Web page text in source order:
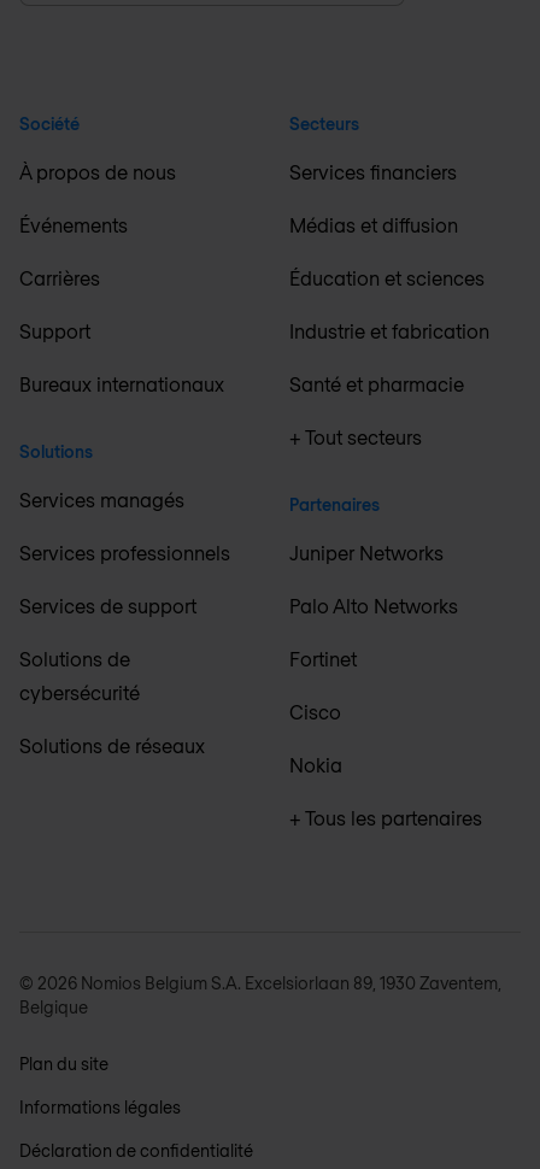
Société
À propos de nous
Événements
Carrières
Support
Bureaux internationaux
Solutions
Services managés
Services professionnels
Services de support
Solutions de
cybersécurité
Solutions de réseaux
Secteurs
Services financiers
Médias et diffusion
Éducation et sciences
Industrie et fabrication
Santé et pharmacie
+ Tout secteurs
Partenaires
Juniper Networks
Palo Alto Networks
Fortinet
Cisco
Nokia
+ Tous les partenaires
© 2026 Nomios Belgium S.A. Excelsiorlaan 89, 1930 Zaventem,
Belgique
Plan du site
Informations légales
Déclaration de confidentialité